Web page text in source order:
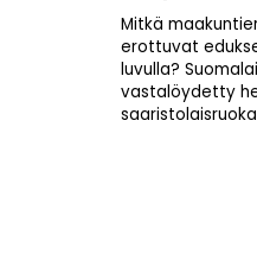
Mitkä
erottuvat
luvulla?
vastalöydetty